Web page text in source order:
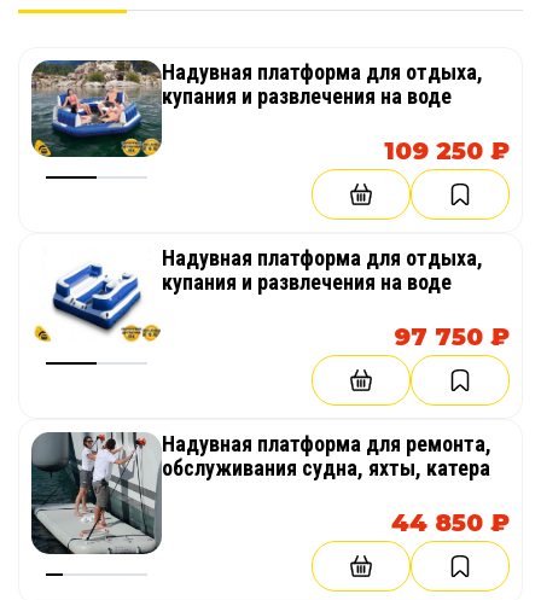
ИДЕАЛЬНОЕ РЕШЕНИЕ ДЛЯ ОТДЫХА И БИЗНЕСА
Надувная горка из аирдек (надувная палуба)
— это не просто развлечение, а полноценный
элемент инфраструктуры для отдыха. Она
отдыха, делает время на воде более
насыщенным и комфортным.
Такое решение отлично подходит как для
личного использования, так и для
коммерческих проектов: проката, туристических
баз, отелей, пляжей и водных развлечений.
Надувная платформа для отдыха,
купания и развлечения на воде
109 250 ₽
Надувная платформа для отдыха,
купания и развлечения на воде
97 750 ₽
Надувная платформа для ремонта,
обслуживания судна, яхты, катера
44 850 ₽